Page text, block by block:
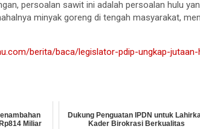
persoalan sawit ini adalah persoalan hulu
minyak goreng di tengah masyarakat,
berita/baca/legislator-pdip-ungkap-
Miliar
Dukung Penguatan IPDN untuk
Kader Birokrasi Berkualitas